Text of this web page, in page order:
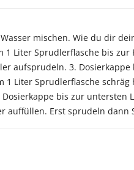
mischen. Wie du dir
1 Liter Sprudlerflasche bis
aufsprudeln. 3.
Liter Sprudlerflasche
bis zur
auffüllen. Erst sprudeln dann